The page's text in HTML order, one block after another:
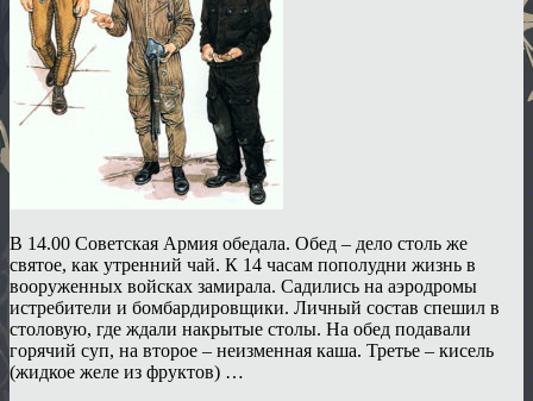
В 14.00 Советская Армия обедала. Обед – дело столь же
святое, как утренний чай. К 14 часам пополудни жизнь в
вооруженных войсках замирала. Садились на аэродромы
истребители и бомбардировщики. Личный состав спешил в
столовую, где ждали накрытые столы. На обед подавали
горячий суп, на второе – неизменная каша. Третье – кисель
(жидкое желе из фруктов) …